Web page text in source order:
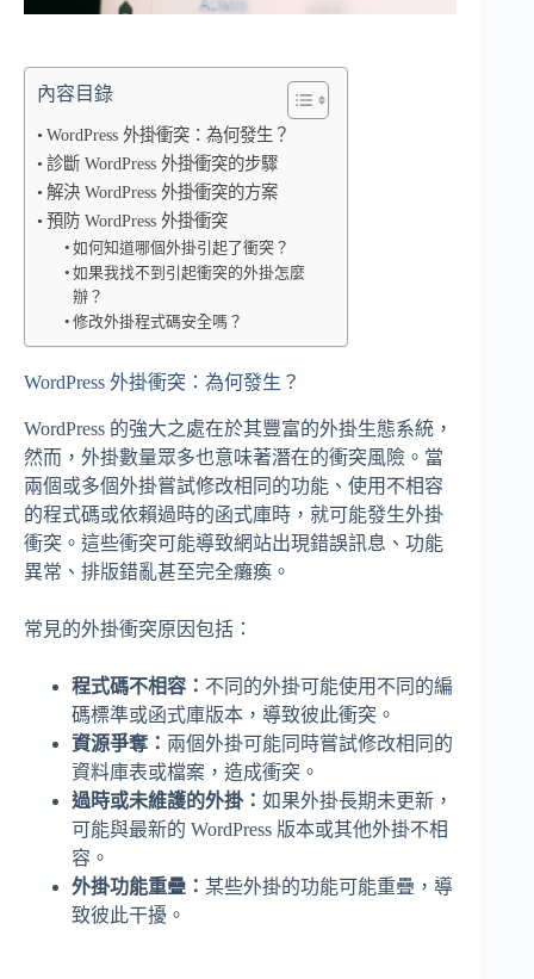
內容目錄
WordPress 外掛衝突：為何發生？
診斷 WordPress 外掛衝突的步驟
解決 WordPress 外掛衝突的方案
預防 WordPress 外掛衝突
如何知道哪個外掛引起了衝突？
如果我找不到引起衝突的外掛怎麼
辦？
修改外掛程式碼安全嗎？
WordPress 外掛衝突：為何發生？
WordPress 的強大之處在於其豐富的外掛生態系統，
然而，外掛數量眾多也意味著潛在的衝突風險。當
兩個或多個外掛嘗試修改相同的功能、使用不相容
的程式碼或依賴過時的函式庫時，就可能發生外掛
衝突。這些衝突可能導致網站出現錯誤訊息、功能
異常、排版錯亂甚至完全癱瘓。
常見的外掛衝突原因包括：
程式碼不相容： 不同的外掛可能使用不同的編
碼標準或函式庫版本，導致彼此衝突。
資源爭奪： 兩個外掛可能同時嘗試修改相同的
資料庫表或檔案，造成衝突。
過時或未維護的外掛： 如果外掛長期未更新，
可能與最新的 WordPress 版本或其他外掛不相
容。
外掛功能重疊： 某些外掛的功能可能重疊，導
致彼此干擾。